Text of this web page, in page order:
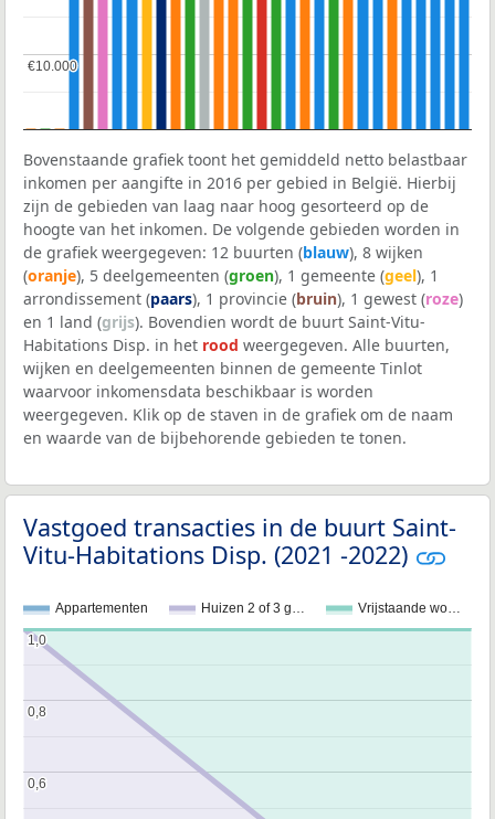
€10.000
€10.000
Bovenstaande grafiek toont het gemiddeld netto belastbaar
inkomen per aangifte in 2016 per gebied in België. Hierbij
zijn de gebieden van laag naar hoog gesorteerd op de
hoogte van het inkomen. De volgende gebieden worden in
de grafiek weergegeven: 12 buurten (blauw), 8 wijken
(oranje), 5 deelgemeenten (groen), 1 gemeente (geel), 1
arrondissement (paars), 1 provincie (bruin), 1 gewest (roze)
en 1 land (grijs). Bovendien wordt de buurt Saint-Vitu-
Habitations Disp. in het rood weergegeven. Alle buurten,
wijken en deelgemeenten binnen de gemeente Tinlot
waarvoor inkomensdata beschikbaar is worden
weergegeven. Klik op de staven in de grafiek om de naam
en waarde van de bijbehorende gebieden te tonen.
Vastgoed transacties in de buurt Saint-
Vitu-Habitations Disp. (2021 -2022)
Appartementen Huizen 2 of 3 g… Vrijstaande wo…
0,6
0,6
0,8
0,8
1,0
1,0